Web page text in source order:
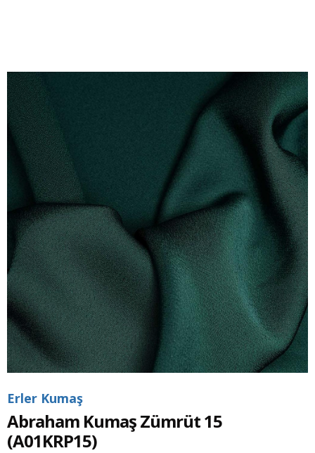
Erler Kumaş
Abraham Kumaş Zümrüt 15
(A01KRP15)